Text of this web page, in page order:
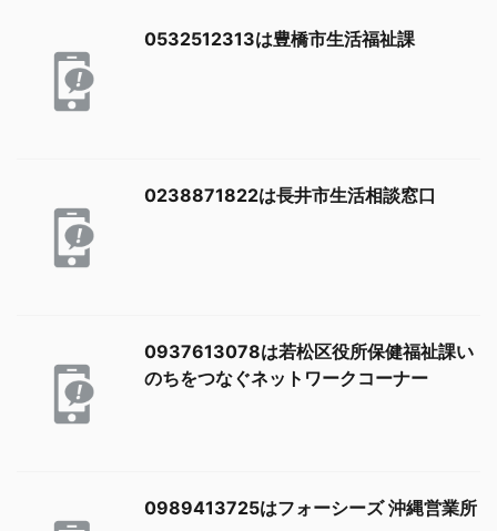
0532512313は豊橋市生活福祉課
0238871822は長井市生活相談窓口
0937613078は若松区役所保健福祉課い
のちをつなぐネットワークコーナー
0989413725はフォーシーズ 沖縄営業所